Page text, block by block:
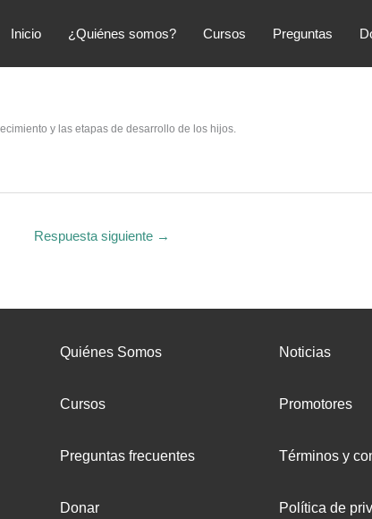
Inicio ¿Quiénes somos? Cursos Preguntas
y las etapas de desarrollo de los hijos.
Respuesta siguiente →
Quiénes Somos
Cursos
Preguntas frecuentes
Donar
Noticias
Promotores
Términos y
Política de